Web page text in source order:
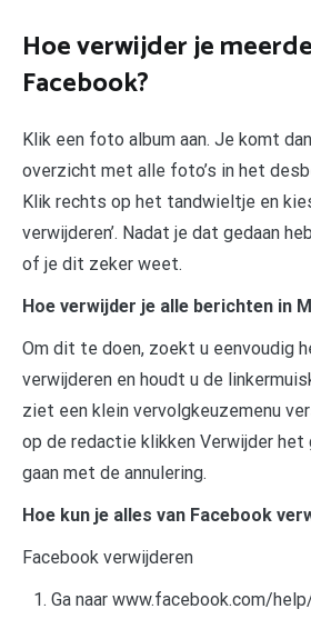
Hoe verwijder je
Facebook?
Klik een foto album aan. Je komt
overzicht met alle foto’s in het
Klik rechts op het tandwieltje en
verwijderen’. Nadat je dat gedaan
of je dit zeker weet.
Hoe verwijder je alle berichten in
Om dit te doen, zoekt u eenvoudig
verwijderen en houdt u de
ziet een klein vervolgkeuzemenu
op de redactie klikken Verwijder
gaan met de annulering.
Hoe kun je alles van Facebook
Facebook verwijderen
Ga naar www.facebook.com/